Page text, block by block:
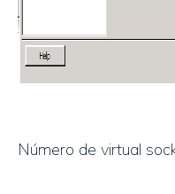
Número de virtual